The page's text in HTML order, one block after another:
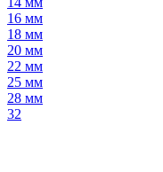
16 мм
18 мм
20 мм
22 мм
25 мм
28 мм
32